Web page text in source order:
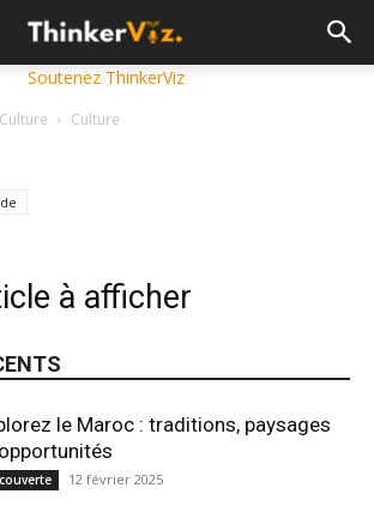
Soutenez ThinkerViz
Culture
à afficher
le Maroc : traditions, paysages
12 février 2025